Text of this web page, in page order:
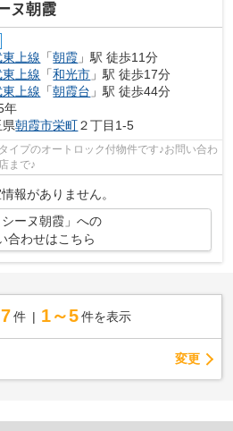
ヌ朝霞
上線 「朝霞 」駅 徒歩11分
上線 「和光市 」駅 徒歩17分
上線 「朝霞台 」駅 徒歩44分
年
県朝霞市栄町２丁目1-5
イプのオートロック付物件です♪お問い合わ
まで♪
報がありません。
シーヌ朝霞」への
合わせはこちら
7 件 1～5 件を表示
変更